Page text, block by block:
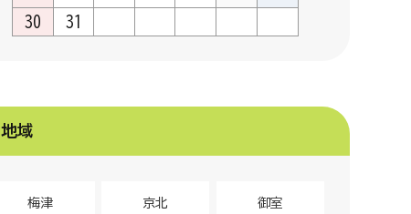
30 31
地域
梅津 京北 御室